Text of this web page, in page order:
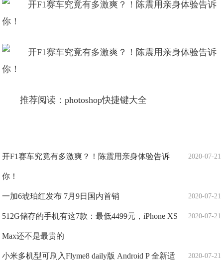
推荐阅读：photoshop快捷键大全
2020-07-21
开F1赛车究竟有多激爽？！陈震用亲身体验告诉
你！
2020-07-21
一加6琥珀红发布 7月9日国内首销
2020-07-21
512G储存的手机有这7款：最低4499元，iPhone XS
Max还不是最贵的
2020-07-21
小米多机型可刷入Flyme8 daily版 Android P 全新适